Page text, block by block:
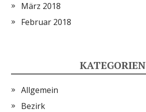
März 2018
Februar 2018
KATEGORIEN
Allgemein
Bezirk